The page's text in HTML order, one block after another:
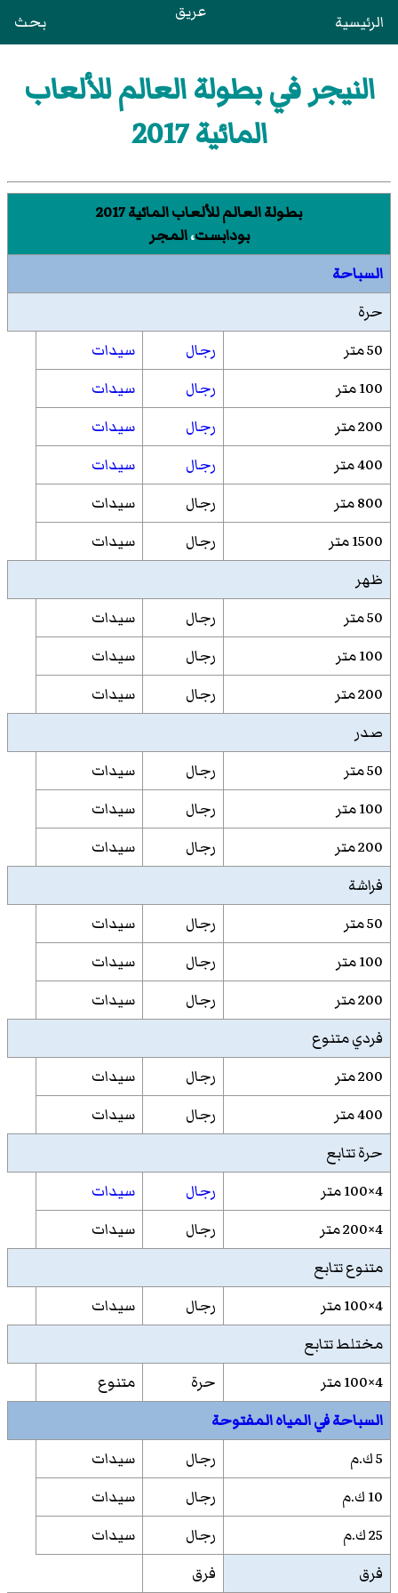
الرئيسية عريق بحث
النيجر في بطولة العالم للألعاب
المائية 2017
بطولة العالم للألعاب المائية 2017
بودابست،المجر
السباحة
حرة
50 متر
رجال
سيدات
100 متر
رجال
سيدات
200 متر
رجال
سيدات
400 متر
رجال
سيدات
800 متر
رجال
سيدات
1500 متر
رجال
سيدات
ظهر
50 متر
رجال
سيدات
100 متر
رجال
سيدات
200 متر
رجال
سيدات
صدر
50 متر
رجال
سيدات
100 متر
رجال
سيدات
200 متر
رجال
سيدات
فراشة
50 متر
رجال
سيدات
100 متر
رجال
سيدات
200 متر
رجال
سيدات
فردي متنوع
200 متر
رجال
سيدات
400 متر
رجال
سيدات
حرة تتابع
4×100 متر
رجال
سيدات
4×200 متر
رجال
سيدات
متنوع تتابع
4×100 متر
رجال
سيدات
مختلط تتابع
4×100 متر
حرة
متنوع
السباحة في المياه المفتوحة
5 ك.م
رجال
سيدات
10 ك.م
رجال
سيدات
25 ك.م
رجال
سيدات
فرق
فرق